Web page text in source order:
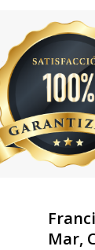
Mar,